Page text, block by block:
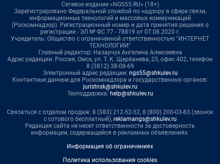
Сетевое издание «NGS55.RU» (18+)
Зарегистрировано Федеральной службой по надзору в сфере связи,
информационных технологий и массовых коммуникаций
(Роскомнадзор). Регистрационный номер и дата принятия решения о
регистрации - ЭЛ № ФС 77 - 78819 от 07.08.2020 г.
Учредитель: Общество с ограниченной ответственностью "ИНТЕРНЕТ
ТЕХНОЛОГИИ"
Главный редактор: Назарчук Ангелина Алексеевна
Адрес редакции: Россия, Омск, ул. Т. К. Щербанева, 25, офис 402, телефон
8 (3812) 38-08-69
Электронный адрес редакции: ngs55@shkulev.ru
Контактные данные для Роскомнадзора и государственных органов:
juristnsk@shkulev.ru
Техподдержка: help@shkulev.ru
Связаться с отделом продаж: 8 (383) 212-52-52, 8 (800) 200-03-83 (звонок
с сотового бесплатный), reklamangs@shkulev.ru
Редакция сайта не несет ответственности за достоверность
информации, содержащейся в рекламных объявлениях.
Информация об ограничениях
Политика использования cookies